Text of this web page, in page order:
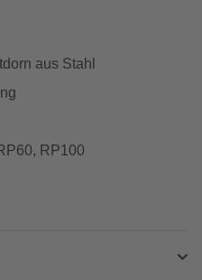
aus Stahl
RP100